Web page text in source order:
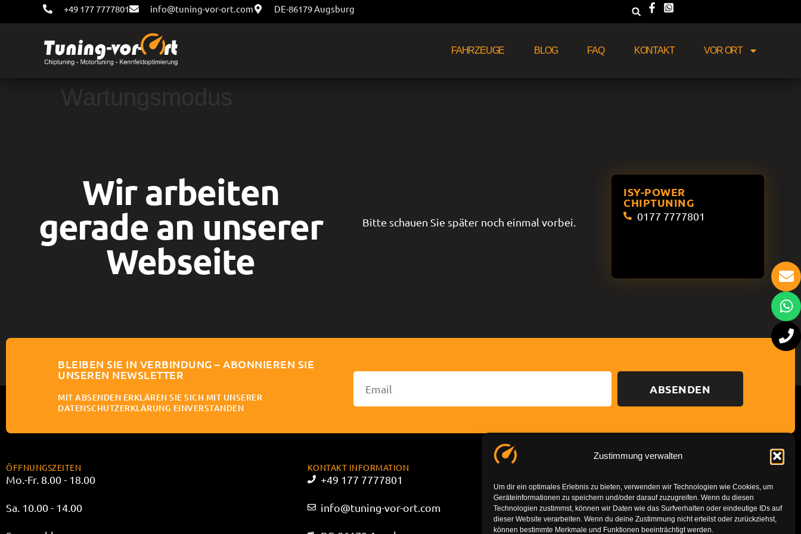
Zustimmung verwalten
Um dir ein optimales Erlebnis zu bieten, verwenden wir Technologien wie Cookies, um
Geräteinformationen zu speichern und/oder darauf zuzugreifen. Wenn du diesen
Technologien zustimmst, können wir Daten wie das Surfverhalten oder eindeutige IDs auf
dieser Website verarbeiten. Wenn du deine Zustimmung nicht erteilst oder zurückziehst,
können bestimmte Merkmale und Funktionen beeinträchtigt werden.
+49 177 7777801 info@tuning-vor-ort.com DE-86179 Augsburg
FAHRZEUGE BLOG FAQ KONTAKT VOR ORT
Wartungsmodus
Wir arbeiten
gerade an unserer
Webseite
Bitte schauen Sie später noch einmal vorbei.
ISY-POWER
CHIPTUNING
0177 7777801
BLEIBEN SIE IN VERBINDUNG – ABONNIEREN SIE
UNSEREN NEWSLETTER
MIT ABSENDEN ERKLÄREN SIE SICH MIT UNSERER
DATENSCHUTZERKLÄRUNG EINVERSTANDEN
ABSENDEN
ÖFFNUNGSZEITEN
Mo.-Fr. 8.00 - 18.00
Sa. 10.00 - 14.00
KONTAKT INFORMATION
+49 177 7777801
info@tuning-vor-ort.com